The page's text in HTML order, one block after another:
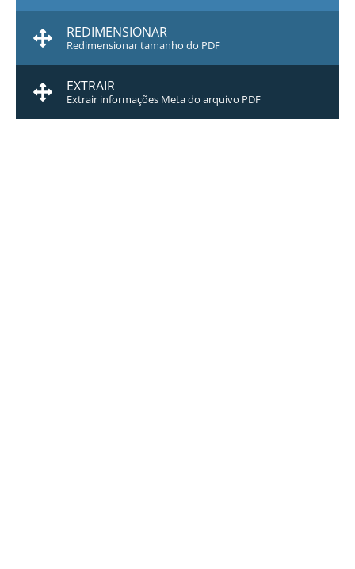
REDIMENSIONAR
Redimensionar tamanho do PDF
EXTRAIR
Extrair informações Meta do arquivo PDF